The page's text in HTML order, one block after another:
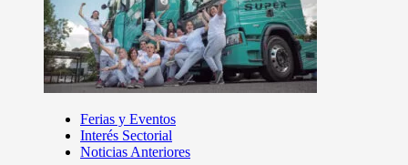
Ferias y Eventos
Interés Sectorial
Noticias Anteriores